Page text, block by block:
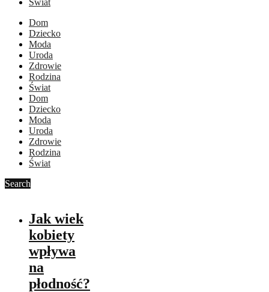
Świat
Dom
Dziecko
Moda
Uroda
Zdrowie
Rodzina
Świat
Dom
Dziecko
Moda
Uroda
Zdrowie
Rodzina
Świat
Search
Jak wiek
kobiety
wpływa
na
płodność?